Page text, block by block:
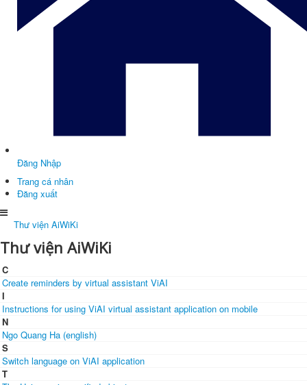
Đăng Nhập
Trang cá nhân
Đăng xuất
Thư viện AiWiKi
Thư viện AiWiKi
C
Create reminders by virtual assistant ViAI
I
Instructions for using ViAI virtual assistant application on mobile
N
Ngo Quang Ha (english)
S
Switch language on ViAI application
T